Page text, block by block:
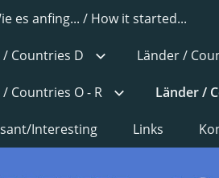
es anfing... / How it started...
/ Countries D Länder /
Countries O - R Länder /
Interesting Links